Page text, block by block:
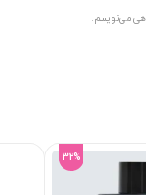
می‌نویسم.
32%